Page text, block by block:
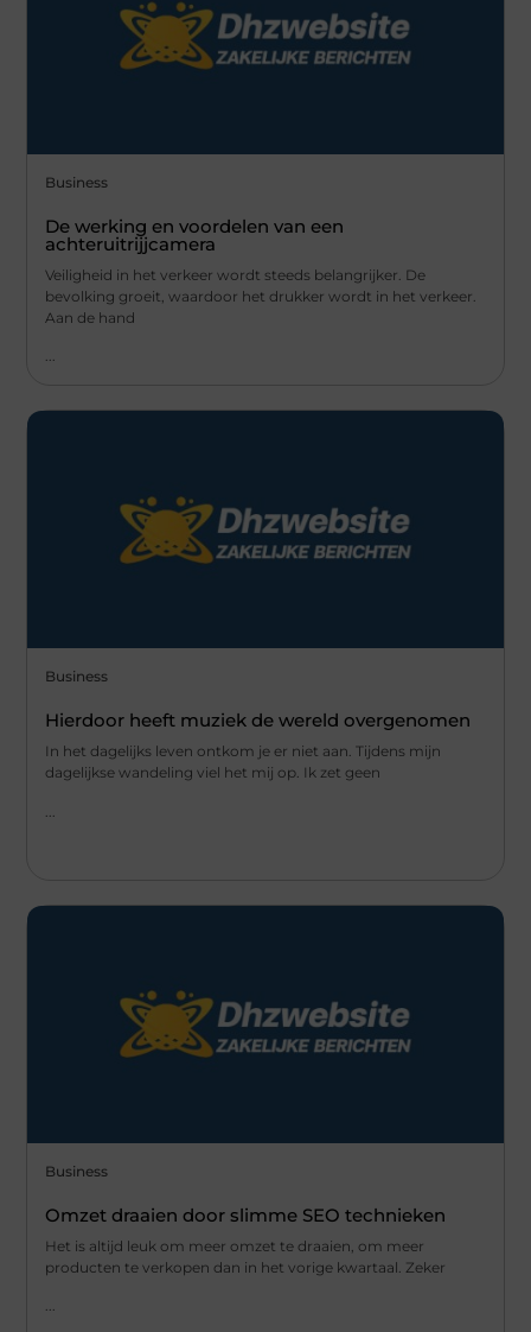
Business
De werking en voordelen van een
achteruitrijjcamera
Veiligheid in het verkeer wordt steeds belangrijker. De
bevolking groeit, waardoor het drukker wordt in het verkeer.
Aan de hand
...
Business
Hierdoor heeft muziek de wereld overgenomen
In het dagelijks leven ontkom je er niet aan. Tijdens mijn
dagelijkse wandeling viel het mij op. Ik zet geen
Business
Omzet draaien door slimme SEO technieken
Het is altijd leuk om meer omzet te draaien, om meer
producten te verkopen dan in het vorige kwartaal. Zeker
...